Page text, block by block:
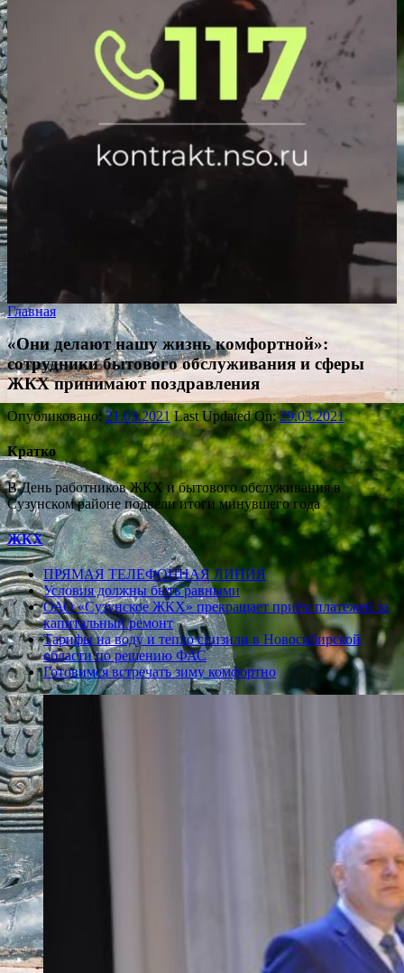
Главная
«Они делают нашу жизнь комфортной»:
сотрудники бытового обслуживания и сферы
ЖКХ принимают поздравления
Опубликовано:21.03.2021 Last Updated On:29.03.2021
Кратко
В День работников ЖКХ и бытового обслуживания в
Сузунском районе подвели итоги минувшего года
ЖКХ
ПРЯМАЯ ТЕЛЕФОННАЯ ЛИНИЯ
Условия должны быть равными
ОАО «Сузунское ЖКХ» прекращает приём платежей за
капитальный ремонт
Тарифы на воду и тепло снизили в Новосибирской
области по решению ФАС
Готовимся встречать зиму комфортно